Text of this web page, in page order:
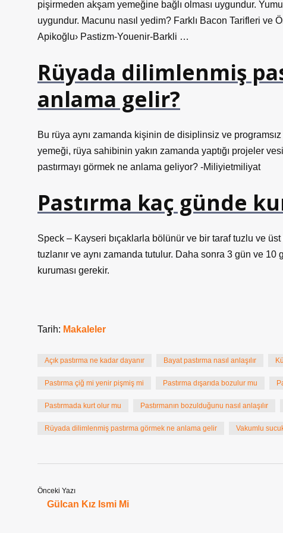
pişirmeden akşam yemeğine bağlı olması uygundur.
uygundur. Macunu nasıl yedim? Farklı Bacon Tarifleri
Apikoğlu› Pastizm-Youenir-Barkli …
Rüyada dilimlenmiş
anlama gelir?
Bu rüya aynı zamanda kişinin de disiplinsiz ve
yemeği, rüya sahibinin yakın zamanda yaptığı projeler
pastırmayı görmek ne anlama geliyor? -Miliyietmiliyat
Pastırma kaç günde
Speck – Kayseri bıçaklarla bölünür ve bir taraf tuzlu ve
tuzlanır ve aynı zamanda tutulur. Daha sonra 3 gün ve 10
kuruması gerekir.
Tarih: Makaleler
Açık pastırma ne kadar dayanır Bayat pastırma nasıl anlaşılır
Pastırma çiğ mi yenir pişmiş mi Pastırma dışarıda bozulur mu
Pastırmada kurt olur mu Pastırmanın bozulduğunu nasıl anlaşılır
Rüyada dilimlenmiş pastırma görmek ne anlama gelir Vakumlu
Önceki Yazı
Gülcan Kız Ismi Mi